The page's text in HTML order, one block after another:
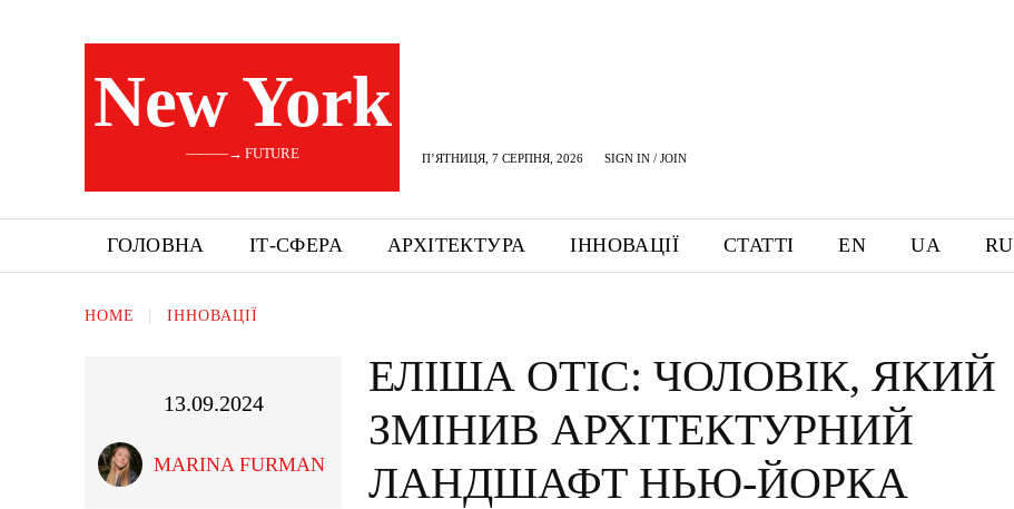
New York
———→ FUTURE П’ЯТНИЦЯ, 7 СЕРПНЯ, 2026 SIGN IN / JOIN
ГОЛОВНА ІТ-СФЕРА АРХІТЕКТУРА ІННОВАЦІЇ СТАТТІ EN UA RU
HOME ІННОВАЦІЇ
13.09.2024
MARINA FURMAN
ЕЛІША ОТІС: ЧОЛОВІК, ЯКИЙ
ЗМІНИВ АРХІТЕКТУРНИЙ
ЛАНДШАФТ НЬЮ-ЙОРКА